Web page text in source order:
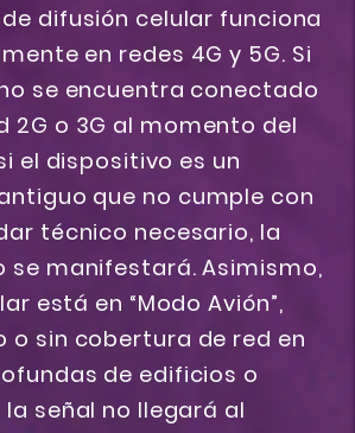
difusión celular funciona
en redes 4G y 5G. Si
se encuentra conectado
2G o 3G al momento del
el dispositivo es un
que no cumple con
técnico necesario, la
se manifestará. Asimismo,
está en “Modo Avión”,
o sin cobertura de red en
de edificios o
señal no llegará al